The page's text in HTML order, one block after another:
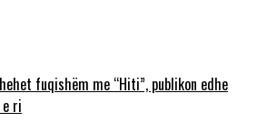
fuqishëm me “Hiti”, publikon edhe
ri